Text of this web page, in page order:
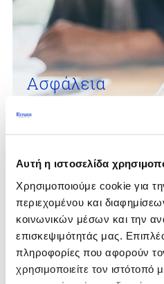
Αυτή η ιστοσελίδα
Χρησιμοποιούμε cookie για
περιεχομένου και
κοινωνικών μέσων και την
επισκεψιμότητάς μας.
πληροφορίες που αφορούν
χρησιμοποιείτε τον ιστότοπό
Ασφάλεια
ΟΛΕΣ ΟΙ ΛΥΣΕΙΣ